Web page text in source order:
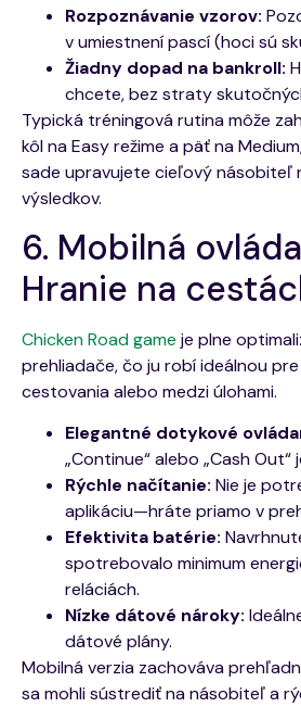
Rozpoznávanie vzorov:
v umiestnení pascí (hoci sú
Žiadny dopad na bankroll:
chcete, bez straty
Typická tréningová rutina môže
kôl na Easy režime a päť na
sade upravujete cieľový násobiteľ
výsledkov.
6. Mobilná
Hranie na
Chicken Road game je plne
prehliadače, čo ju robí ideálnou
cestovania alebo medzi úlohami.
Elegantné dotykové
„Continue“ alebo „Cash
Rýchle načítanie: Nie je
aplikáciu—hráte priamo v
Efektivita batérie:
spotrebovalo minimum
reláciách.
Nízke dátové nároky:
dátové plány.
Mobilná verzia zachováva
sa mohli sústrediť na násobiteľ a